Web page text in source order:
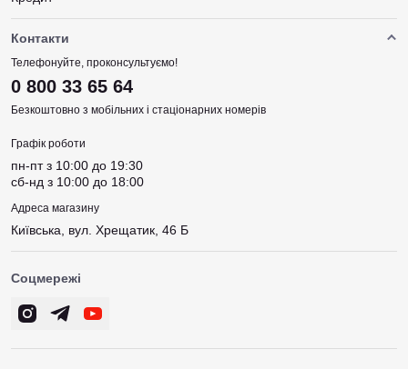
Контакти
Телефонуйте, проконсультуємо!
0 800 33 65 64
Безкоштовно з мобільних і стаціонарних номерів
Графік роботи
пн-пт з 10:00 до 19:30
сб-нд з 10:00 до 18:00
Адреса магазину
Київська, вул. Хрещатик, 46 Б
Соцмережі